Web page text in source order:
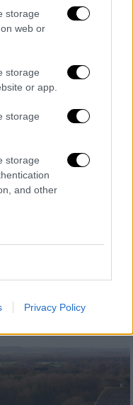
storage
web or
storage
or app.
storage
storage
and other
Privacy Policy
φοιτητών του
από τα
από 12
του